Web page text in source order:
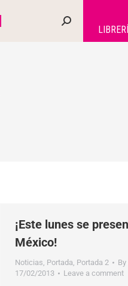
¡Este lunes se
México!
Noticias, Portada, Portada 2 By
17/02/2013
Leave a comment